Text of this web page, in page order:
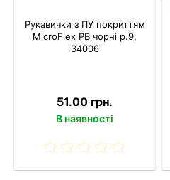
Рукавички з ПУ покриттям
MicroFlex PB чорні р.9,
34006
51.00 грн.
В наявності